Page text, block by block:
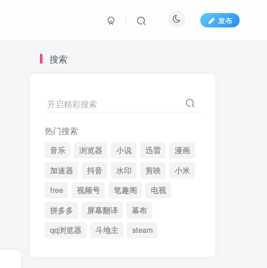
发布
搜索
开启精彩搜索
热门搜索
音乐 浏览器 小说 迅雷
漫画
加速器
抖音 水印 剪映
小米
free
视频号 笔趣阁
电视
拼多多
屏幕翻译
幕布
qq浏览器
斗地主 steam